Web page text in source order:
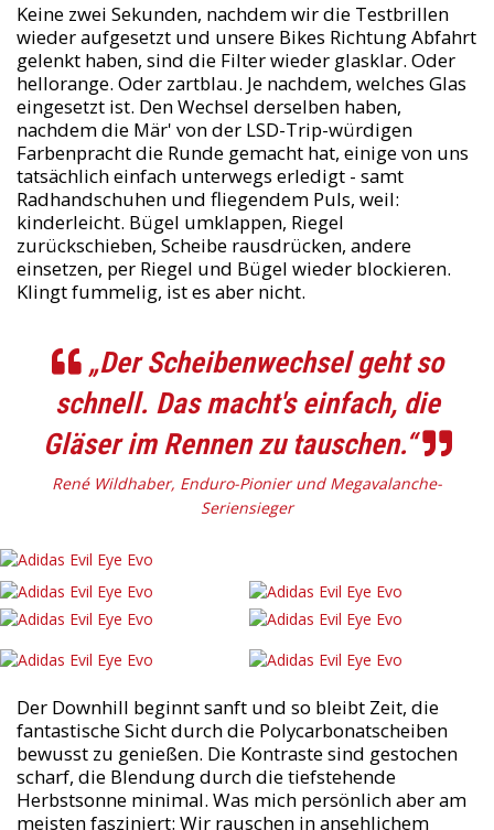
Keine zwei Sekunden, nachdem wir die Testbrillen
wieder aufgesetzt und unsere Bikes Richtung Abfahrt
gelenkt haben, sind die Filter wieder glasklar. Oder
hellorange. Oder zartblau. Je nachdem, welches Glas
eingesetzt ist. Den Wechsel derselben haben,
nachdem die Mär' von der LSD-Trip-würdigen
Farbenpracht die Runde gemacht hat, einige von uns
tatsächlich einfach unterwegs erledigt - samt
Radhandschuhen und fliegendem Puls, weil:
kinderleicht. Bügel umklappen, Riegel
zurückschieben, Scheibe rausdrücken, andere
einsetzen, per Riegel und Bügel wieder blockieren.
Klingt fummelig, ist es aber nicht.
„Der Scheibenwechsel geht so
schnell. Das macht's einfach, die
Gläser im Rennen zu tauschen.“
René Wildhaber, Enduro-Pionier und Megavalanche-
Seriensieger
Der Downhill beginnt sanft und so bleibt Zeit, die
fantastische Sicht durch die Polycarbonatscheiben
bewusst zu genießen. Die Kontraste sind gestochen
scharf, die Blendung durch die tiefstehende
Herbstsonne minimal. Was mich persönlich aber am
meisten fasziniert: Wir rauschen in ansehlichem